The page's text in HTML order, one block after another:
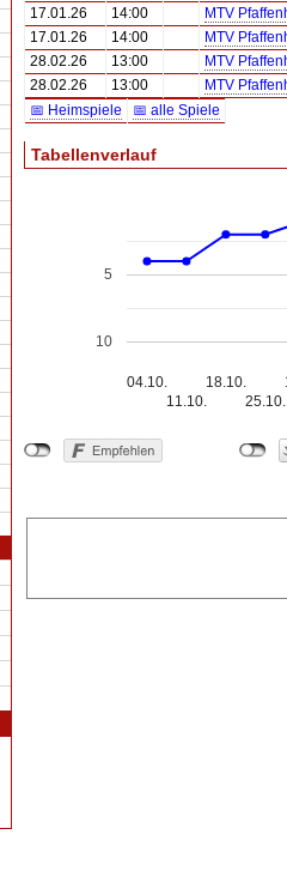
17.01.26
14:00
MTV
17.01.26
14:00
MTV
28.02.26
13:00
MTV
28.02.26
13:00
MTV
📅 Heimspiele
📅 alle Spiele
Tabellenverlauf
04.10.
11.10.
18.10.
25.10.
5
10